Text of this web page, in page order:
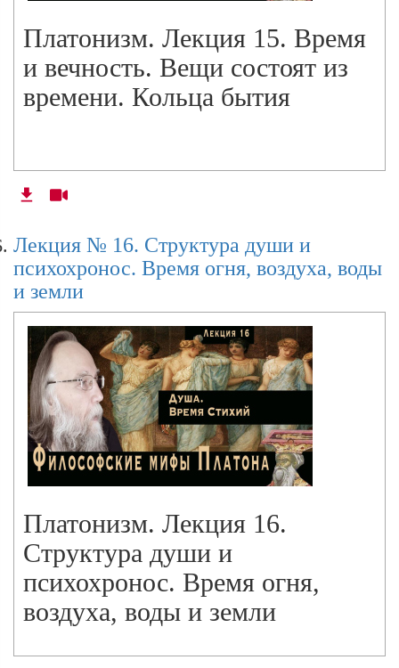
Платонизм. Лекция 15. Время
и вечность. Вещи состоят из
времени. Кольца бытия
Лекция № 16. Структура души и
психохронос. Время огня, воздуха, воды
и земли
Платонизм. Лекция 16.
Структура души и
психохронос. Время огня,
воздуха, воды и земли